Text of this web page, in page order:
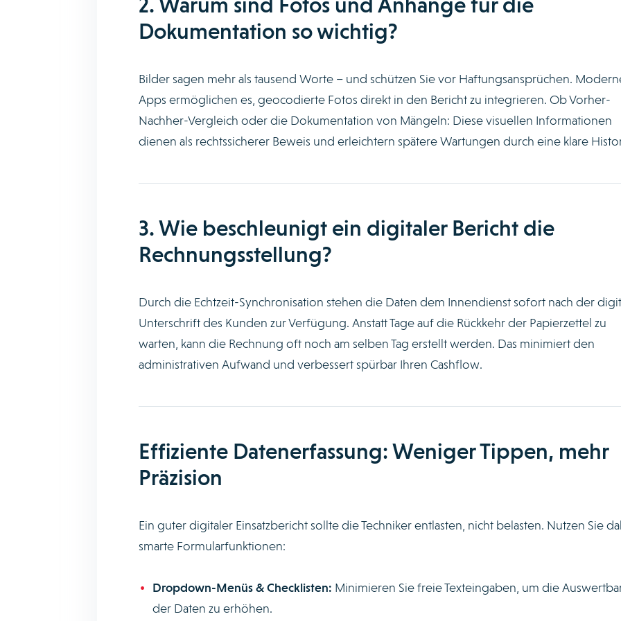
Dokumentation so wichtig?
Bilder sagen mehr als tausend Worte – und schützen Sie vor Haftungsansprüchen.
Apps ermöglichen es, geocodierte Fotos direkt in den Bericht zu integrieren. Ob Vorher-
Nachher-Vergleich oder die Dokumentation von Mängeln: Diese visuellen Informationen
dienen als rechtssicherer Beweis und erleichtern spätere Wartungen durch eine klare
3. Wie beschleunigt ein digitaler Bericht die
Rechnungsstellung?
Durch die Echtzeit-Synchronisation stehen die Daten dem Innendienst sofort nach der
Unterschrift des Kunden zur Verfügung. Anstatt Tage auf die Rückkehr der Papierzettel zu
warten, kann die Rechnung oft noch am selben Tag erstellt werden. Das minimiert den
administrativen Aufwand und verbessert spürbar Ihren Cashflow.
Effiziente Datenerfassung: Weniger Tippen, mehr
Präzision
Ein guter digitaler Einsatzbericht sollte die Techniker entlasten, nicht belasten. Nutzen Sie
smarte Formularfunktionen:
Dropdown-Menüs & Checklisten: Minimieren Sie freie Texteingaben, um die
der Daten zu erhöhen.